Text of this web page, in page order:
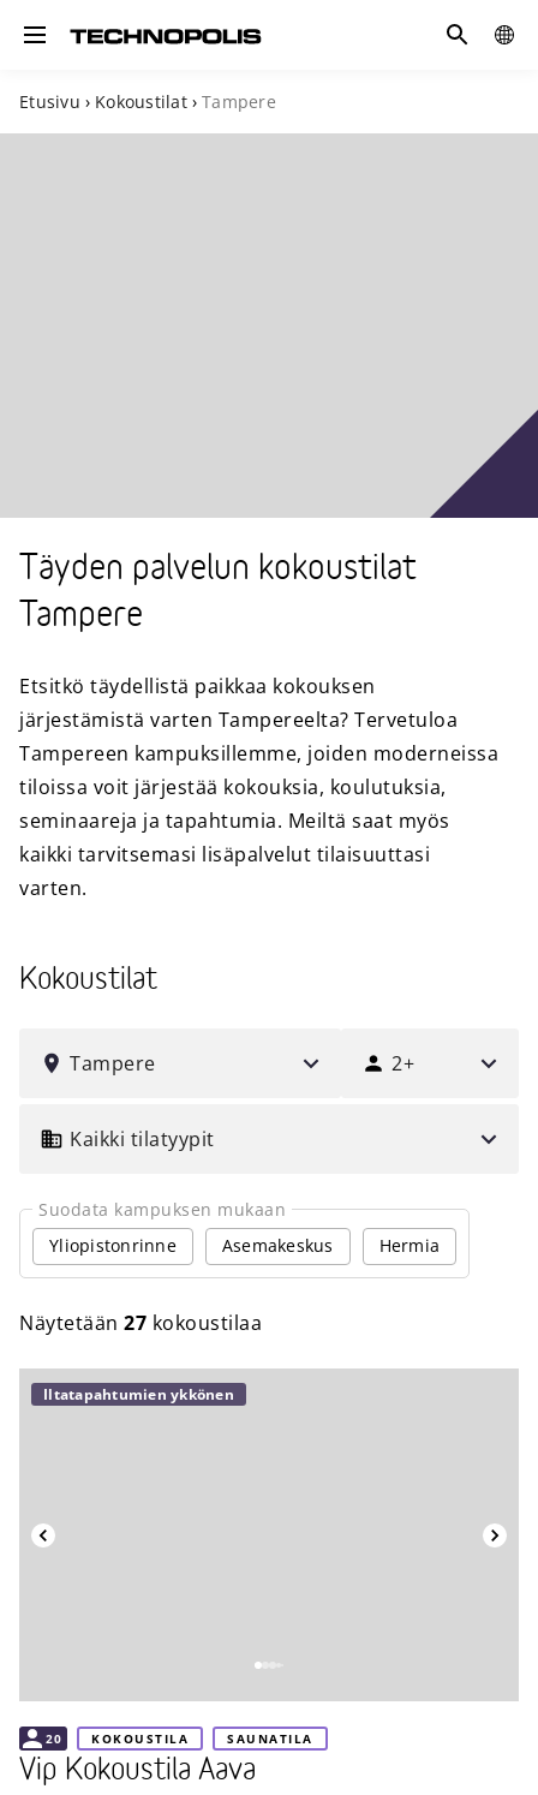
Toggle navigation
Hae
Etusivu › Kokoustilat › Tampere
Täyden palvelun kokoustilat
Tampere
Etsitkö täydellistä paikkaa kokouksen
järjestämistä varten Tampereelta? Tervetuloa
Tampereen kampuksillemme, joiden moderneissa
tiloissa voit järjestää kokouksia, koulutuksia,
seminaareja ja tapahtumia. Meiltä saat myös
kaikki tarvitsemasi lisäpalvelut tilaisuuttasi
varten.
Kokoustilat
KAUPUNKITampere
MONELLE
HENKILÖLLE?
2+
TILATYYPPIKaikki tilatyypit
Suodata kampuksen mukaan
Yliopistonrinne
Asemakeskus Hermia
Näytetään 27 kokoustilaa
Iltatapahtumien ykkönen
20 KOKOUSTILA SAUNATILA
Vip Kokoustila Aava